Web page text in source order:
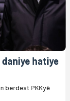
hatiye
berdest PKKyê